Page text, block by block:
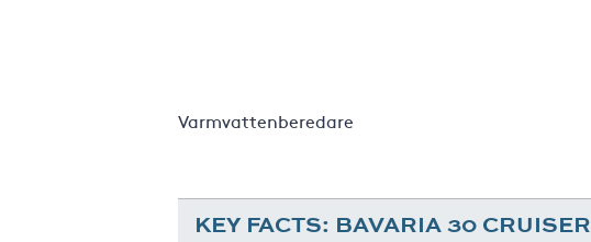
Varmvattenberedare
KEY FACTS: BAVARIA 30 CRUISER